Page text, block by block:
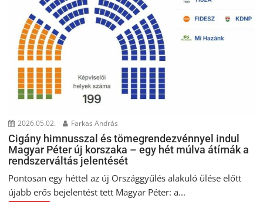
2026.05.02. Farkas András
Cigány himnusszal és tömegrendezvénnyel indul
Magyar Péter új korszaka – egy hét múlva átírnák a
rendszerváltás jelentését
Pontosan egy héttel az új Országgyűlés alakuló ülése előtt
újabb erős bejelentést tett Magyar Péter: a...